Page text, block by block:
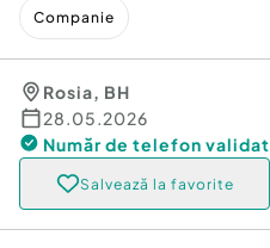
Companie
Rosia, BH
28.05.2026
Număr de telefon validat
Salvează la favorite